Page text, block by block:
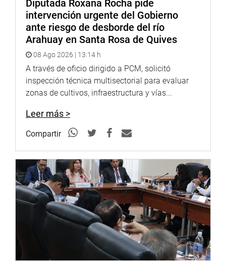
Diputada Roxana Rocha pide
intervención urgente del Gobierno
ante riesgo de desborde del río
Arahuay en Santa Rosa de Quives
08 Ago 2026 | 13:14 h
A través de oficio dirigido a PCM, solicitó
inspección técnica multisectorial para evaluar
zonas de cultivos, infraestructura y vías...
Leer más >
Compartir